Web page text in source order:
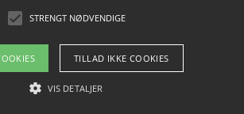
Blog Betingelser
STRENGT NØDVENDIGE
TILLAD IKKE COOKIES
VIS DETALJER